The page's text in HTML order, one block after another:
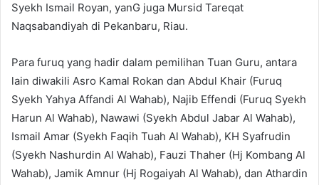
Syekh Ismail Royan, yanG juga Mursid Tareqat
Naqsabandiyah di Pekanbaru, Riau.
Para furuq yang hadir dalam pemilihan Tuan Guru, antara
lain diwakili Asro Kamal Rokan dan Abdul Khair (Furuq
Syekh Yahya Affandi Al Wahab), Najib Effendi (Furuq Syekh
Harun Al Wahab), Nawawi (Syekh Abdul Jabar Al Wahab),
Ismail Amar (Syekh Faqih Tuah Al Wahab), KH Syafrudin
(Syekh Nashurdin Al Wahab), Fauzi Thaher (Hj Kombang Al
Wahab), Jamik Amnur (Hj Rogaiyah Al Wahab), dan Athardin